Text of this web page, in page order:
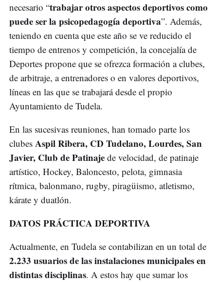
necesario “trabajar otros aspectos deportivos como
puede ser la psicopedagogía deportiva”. Además,
teniendo en cuenta que este año se ve reducido el
tiempo de entrenos y competición, la concejalía de
Deportes propone que se ofrezca formación a clubes,
de arbitraje, a entrenadores o en valores deportivos,
líneas en las que se trabajará desde el propio
Ayuntamiento de Tudela.
En las sucesivas reuniones, han tomado parte los
clubes Aspil Ribera, CD Tudelano, Lourdes, San
Javier, Club de Patinaje de velocidad, de patinaje
artístico, Hockey, Baloncesto, pelota, gimnasia
rítmica, balonmano, rugby, piragüismo, atletismo,
kárate y duatlón.
DATOS PRÁCTICA DEPORTIVA
Actualmente, en Tudela se contabilizan en un total de
2.233 usuarios de las instalaciones municipales en
distintas disciplinas. A estos hay que sumar los